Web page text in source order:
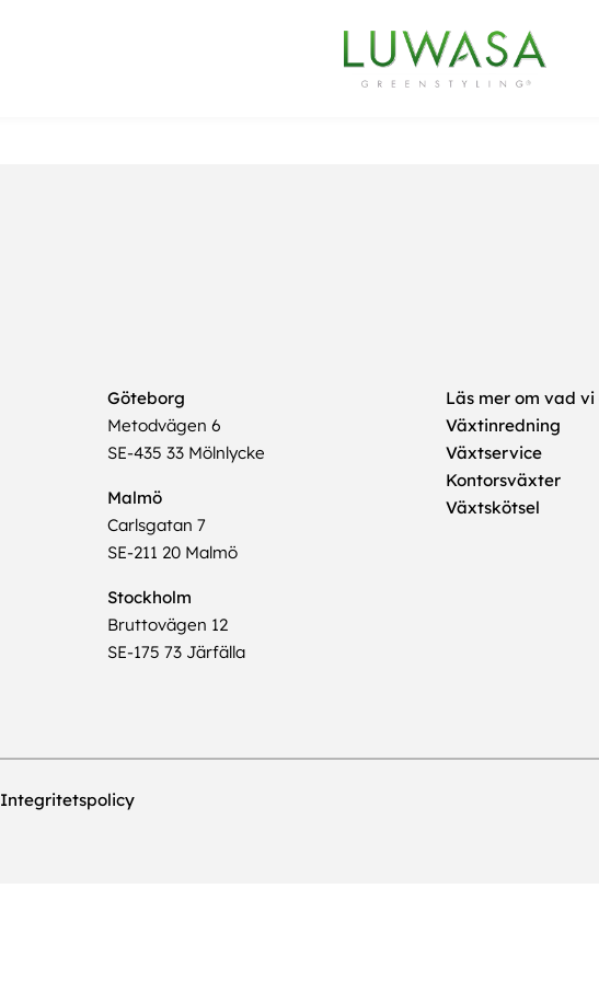
Göteborg
Metodvägen 6
SE-435 33 Mölnlycke
Malmö
Carlsgatan 7
SE-211 20 Malmö
Stockholm
Bruttovägen 12
SE-175 73 Järfälla
Läs mer om vad
Växtinredning
Växtservice
Kontorsväxter
Växtskötsel
Integritetspolicy